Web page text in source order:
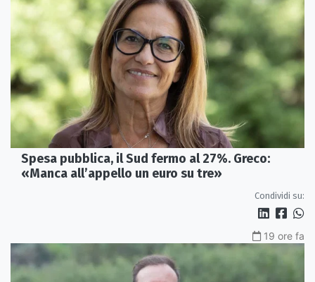
Spesa pubblica, il Sud fermo al 27%. Greco:
«Manca all’appello un euro su tre»
Condividi su:
19 ore fa